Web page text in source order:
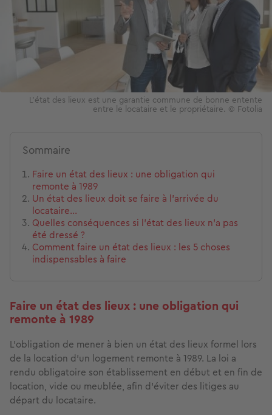
L’état des lieux est une garantie commune de bonne entente
entre le locataire et le propriétaire. © Fotolia
Sommaire
Faire un état des lieux : une obligation qui
remonte à 1989
Un état des lieux doit se faire à l'arrivée du
locataire...
Quelles conséquences si l'état des lieux n'a pas
été dressé ?
Comment faire un état des lieux : les 5 choses
indispensables à faire
Faire un état des lieux : une obligation qui
remonte à 1989
L’obligation de mener à bien un état des lieux formel lors
de la location d’un logement remonte à 1989. La loi a
rendu obligatoire son établissement en début et en fin de
location, vide ou meublée, afin d’éviter des litiges au
départ du locataire.